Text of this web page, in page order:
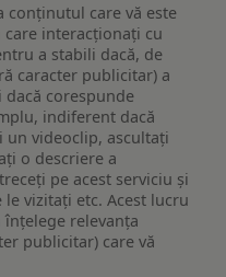
care vă este
interacționați cu
a stabili dacă, de
caracter publicitar) a
corespunde
indiferent dacă
videoclip, ascultați
o descriere a
pe acest serviciu și
vizitați etc. Acest lucru
relevanța
publicitar) care vă